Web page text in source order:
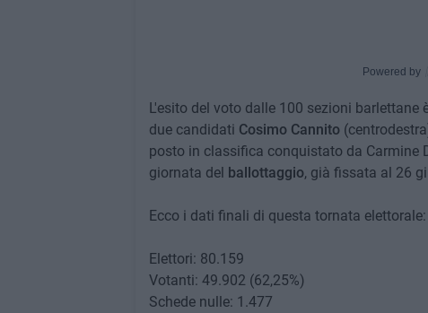
Powered by
L'esito del voto dalle 100 sezioni
due candidati Cosimo Cannito
posto in classifica conquistato da Carmine
giornata del ballottaggio, già fissata al 26
Ecco i dati finali di questa tornata elettorale:
Elettori: 80.159
Votanti: 49.902 (62,25%)
Schede nulle: 1.477